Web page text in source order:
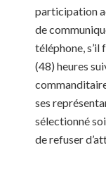
participation
de
téléphone,
(48) heures
ses
sélectionné
de refuser